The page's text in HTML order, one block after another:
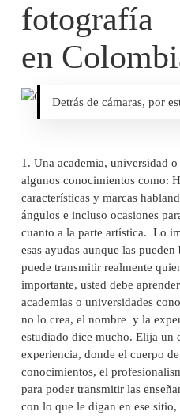
fotografía
en
Detrás de cámaras, por
1. Una academia, universidad
algunos conocimientos como:
características y marcas
ángulos e incluso ocasiones
cuanto a la parte artística. Lo
esas ayudas aunque las
puede transmitir realmente
importante, usted debe
academias o universidades
no lo crea, el nombre y la
estudiado dice mucho. Elija un
experiencia, donde el cuerpo
conocimientos, el
para poder transmitir las
con lo que le digan en ese sitio,